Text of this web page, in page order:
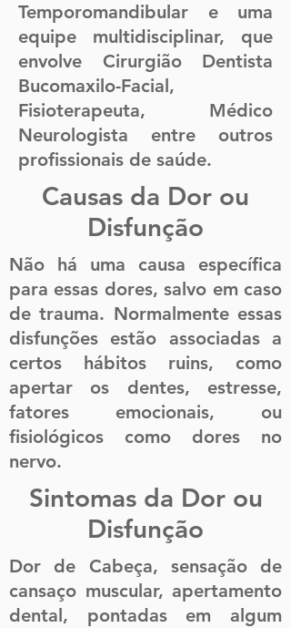
Temporomandibular e uma
equipe multidisciplinar, que
envolve Cirurgião Dentista
Bucomaxilo-Facial,
Fisioterapeuta, Médico
Neurologista entre outros
profissionais de saúde.
Causas da Dor ou
Disfunção
Não há uma causa específica
para essas dores, salvo em caso
de trauma. Normalmente essas
disfunções estão associadas a
certos hábitos ruins, como
apertar os dentes, estresse,
fatores emocionais, ou
fisiológicos como dores no
nervo.
Sintomas da Dor ou
Disfunção
Dor de Cabeça, sensação de
cansaço muscular, apertamento
dental, pontadas em algum